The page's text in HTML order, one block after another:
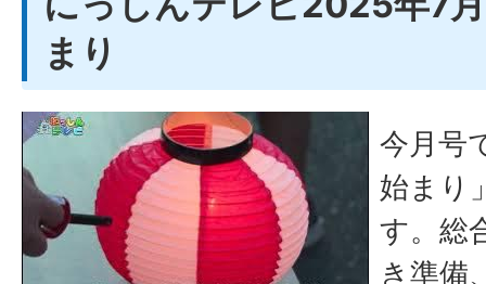
まり
今月号
始まり
す。総
き準備